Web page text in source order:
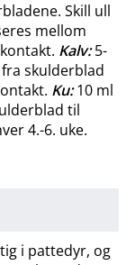
Skill ull
mellom
Kalv:5-
skulderblad
Ku:10 ml
til
4.-6. uke.
i pattedyr, og